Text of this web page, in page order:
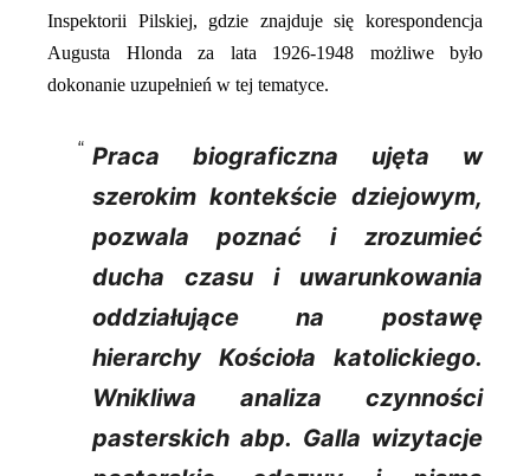
Inspektorii Pilskiej, gdzie znajduje się korespondencja
Augusta Hlonda za lata 1926-1948 możliwe było
dokonanie uzupełnień w tej tematyce.
Praca biograficzna ujęta w
szerokim kontekście dziejowym,
pozwala poznać i zrozumieć
ducha czasu i uwarunkowania
oddziałujące na postawę
hierarchy Kościoła katolickiego.
Wnikliwa analiza czynności
pasterskich abp. Galla wizytacje